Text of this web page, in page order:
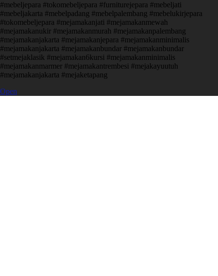
#mebeljepara #tokomebeljepara #furniturejepara #mebeljati
#mebeljakarta #mebelpadang #mebelpalembang #mebelukirjepara
#tokomebeljepara #mejamakanjati #mejamakanmewah
#mejamakanukir #mejamakanmurah #mejamakanpalembang
#mejamakanjakarta #mejamakanjepara #mejamakanminimalis
#mejamakanjakarta #mejamakanbundar #mejamakanbundar
#setmejaklasik #mejamakan6kursi #mejamakanminimalis
#mejamakanmarmer #mejamakantrembesi #mejakayuutuh
#mejamakanjakarta #mejaketapang
Open